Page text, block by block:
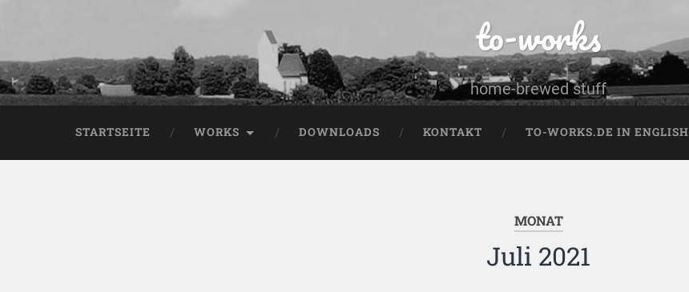
to-works
home-brewed stuff
STARTSEITE WORKS DOWNLOADS KONTAKT TO-WORKS.DE IN ENGLISH
MONAT
Juli 2021